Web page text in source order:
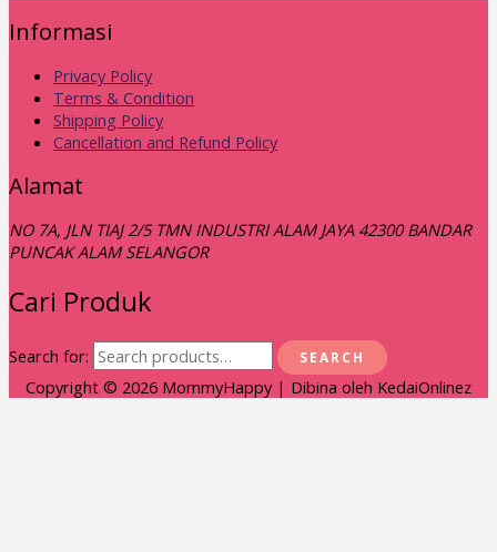
Informasi
Privacy Policy
Terms & Condition
Shipping Policy
Cancellation and Refund Policy
Alamat
NO 7A, JLN TIAJ 2/5 TMN INDUSTRI ALAM JAYA 42300 BANDAR
PUNCAK ALAM SELANGOR
Cari Produk
Search for: SEARCH
Copyright © 2026 MommyHappy| Dibina oleh KedaiOnlinez